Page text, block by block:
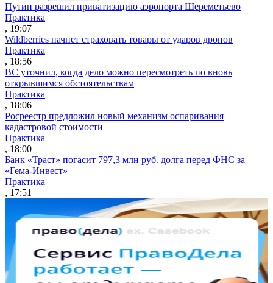
Путин разрешил приватизацию аэропорта Шереметьево
Практика
, 19:07
Wildberries начнет страховать товары от ударов дронов
Практика
, 18:56
ВС уточнил, когда дело можно пересмотреть по вновь
открывшимся обстоятельствам
Практика
, 18:06
Росреестр предложил новый механизм оспаривания
кадастровой стоимости
Практика
, 18:00
Банк «Траст» погасит 797,3 млн руб. долга перед ФНС за
«Гема-Инвест»
Практика
, 17:51